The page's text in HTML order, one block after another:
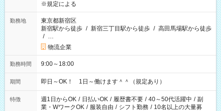
※規定による
勤務地
東京都新宿区
新宿駅から徒歩 / 新宿三丁目駅から徒歩 / 高田馬場駅から徒歩
/ …
物流企業
勤務時間 9:00～18:00
期間 即日～OK！ 1日～働けます＾＾（規定あり）
特徴 週1日からOK / 日払いOK / 履歴書不要 / 40～50代活躍中 / 副
業・WワークOK / 服装自由 / シフト勤務 / 10名以上の大量募